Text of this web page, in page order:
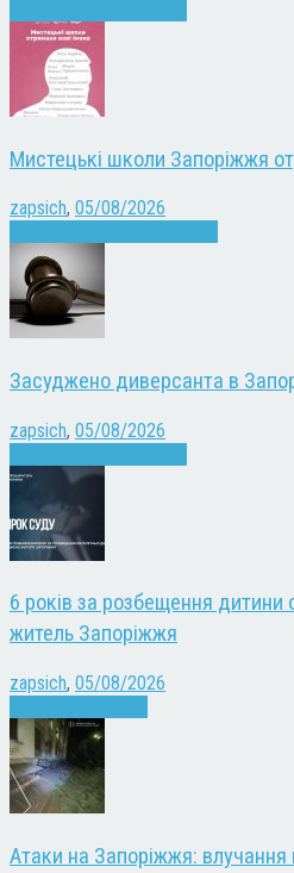
Мистецькі школи Запоріжжя
zapsich, 05/08/2026
Засуджено диверсанта в
zapsich, 05/08/2026
6 років за розбещення дитини
житель Запоріжжя
zapsich, 05/08/2026
Атаки на Запоріжжя: влучання